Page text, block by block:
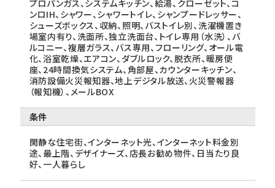
プロパンガス、システムキッチン、給湯、クローゼット、コ
ンロIH、シャワー、シャワートイレ、シャンプードレッサー、
シューズボックス、収納、照明、バストイレ別、洗濯機置き
場室内有り、洗面所、独立洗面台、トイレ専用（水洗）、バ
ルコニー、複層ガラス、バス専用、フローリング、オール電
化、浴室乾燥、エアコン、ダブルロック、脱衣所、暖房便
座、24時間換気システム、角部屋、カウンターキッチン、
消防設備火災報知器、地上デジタル放送、火災警報器
（報知機）、メールBOX
条件
閑静な住宅街、インターネット光、インターネット料金別
途、最上階、デザイナーズ、店長お勧め物件、日当たり良
好、一人暮らし